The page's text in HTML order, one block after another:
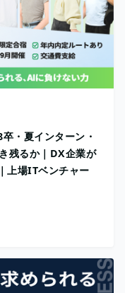
・夏インターン・
残るか｜DX企業が
上場ITベンチャー